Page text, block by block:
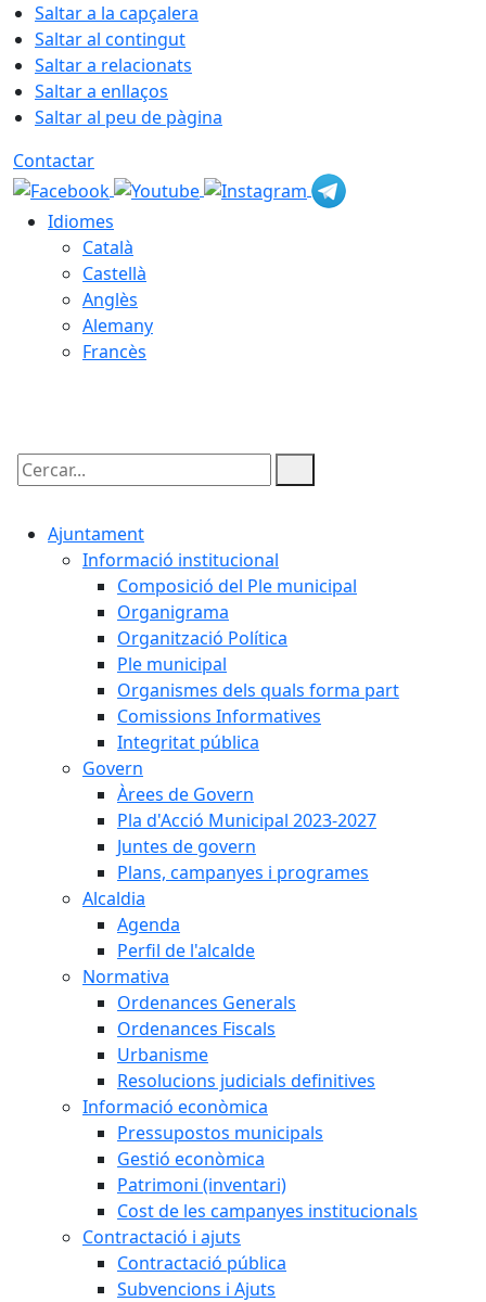
Saltar a la capçalera
Saltar al contingut
Saltar a relacionats
Saltar a enllaços
Saltar al peu de pàgina
Contactar
Idiomes
Català
Castellà
Anglès
Alemany
Francès
Cercar:
Ajuntament
Informació institucional
Composició del Ple municipal
Organigrama
Organització Política
Ple municipal
Organismes dels quals forma part
Comissions Informatives
Integritat pública
Govern
Àrees de Govern
Pla d'Acció Municipal 2023-2027
Juntes de govern
Plans, campanyes i programes
Alcaldia
Agenda
Perfil de l'alcalde
Normativa
Ordenances Generals
Ordenances Fiscals
Urbanisme
Resolucions judicials definitives
Informació econòmica
Pressupostos municipals
Gestió econòmica
Patrimoni (inventari)
Cost de les campanyes institucionals
Contractació i ajuts
Contractació pública
Subvencions i Ajuts